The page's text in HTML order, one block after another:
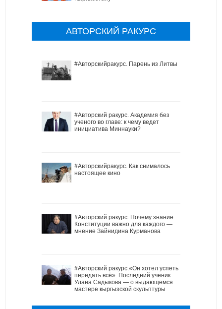
АВТОРСКИЙ РАКУРС
#Авторскийракурс. Парень из Литвы
#Авторский ракурс. Академия без
ученого во главе: к чему ведет
инициатива Миннауки?
#Авторскийракурс. Как снималось
настоящее кино
#Авторский ракурс. Почему знание
Конституции важно для каждого —
мнение Зайнидина Курманова
#Авторский ракурс.«Он хотел успеть
передать всё». Последний ученик
Улана Садыкова — о выдающемся
мастере кыргызской скульптуры